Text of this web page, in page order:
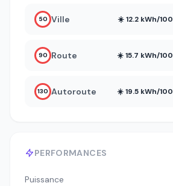
PERFORMANCES
Puissance
50 Ville ☀️ 12.2 kWh/100
90 Route ☀️ 15.7 kWh/100
130 Autoroute ☀️ 19.5 kWh/100